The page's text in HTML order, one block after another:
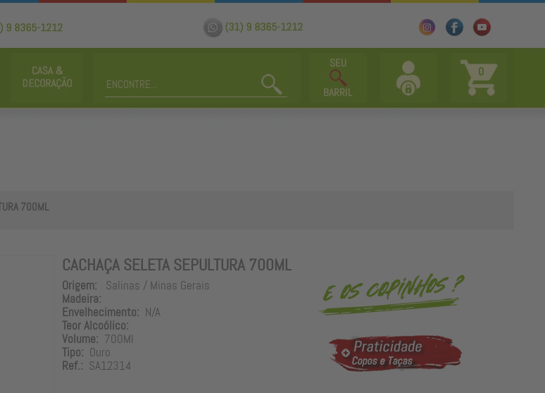
0
700ML
CACHAÇA SELETA SEPULTURA 700ML
Origem: Salinas / Minas Gerais
Madeira:
Envelhecimento: N/A
Teor Alcoólico:
Volume: 700Ml
Tipo: Ouro
Ref.: SA12314